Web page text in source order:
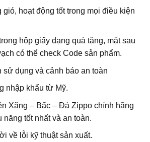
gió, hoạt động tốt trong mọi điều kiện
hộp giấy dạng quà tặng, mặt sau
có thể check Code sản phẩm.
sử dụng và cảnh báo an toàn
nhập khẩu từ Mỹ.
Xăng – Bấc – Đá Zippo chính hãng
năng tốt nhất và an toàn.
về lỗi kỹ thuật sản xuất.